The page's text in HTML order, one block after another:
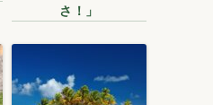
さ！」